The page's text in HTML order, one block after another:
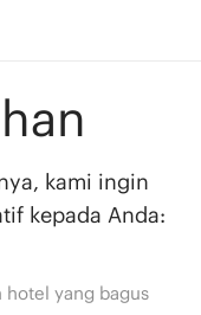
kami ingin
kepada Anda:
hotel yang bagus